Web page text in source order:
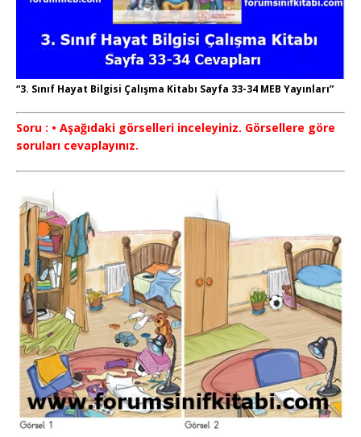
“3. Sınıf Hayat Bilgisi Çalışma Kitabı Sayfa 33-34 MEB Yayınları”
Soru : • Aşağıdaki görselleri inceleyiniz. Görsellere göre
soruları cevaplayınız.